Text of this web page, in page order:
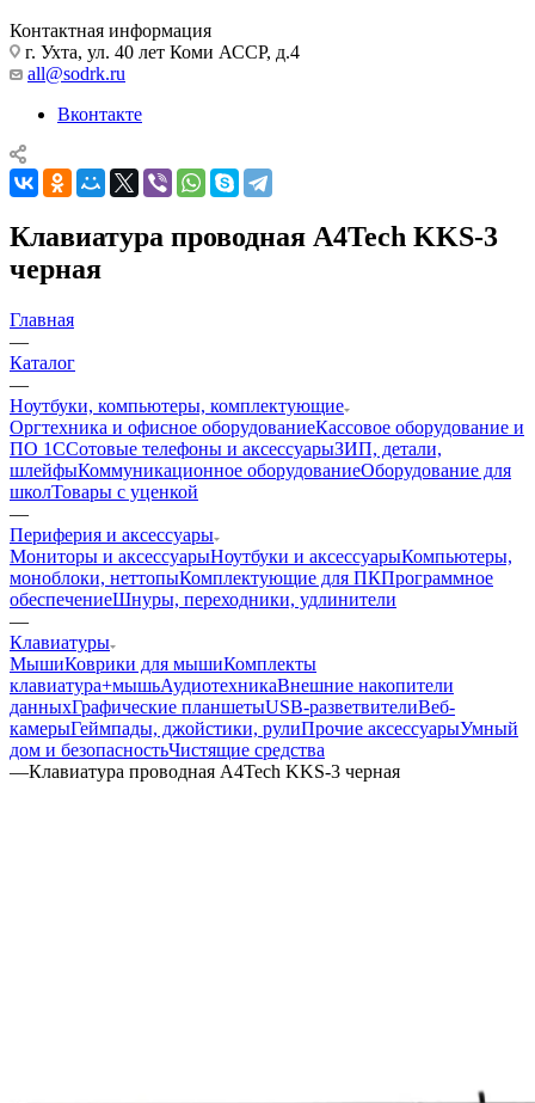
Контактная информация
г. Ухта, ул. 40 лет Коми АССР, д.4
all@sodrk.ru
Вконтакте
Клавиатура проводная A4Tech KKS-3
черная
Главная
—
Каталог
—
Ноутбуки, компьютеры, комплектующие
Оргтехника и офисное оборудованиеКассовое оборудование и
ПО 1ССотовые телефоны и аксессуарыЗИП, детали,
шлейфыКоммуникационное оборудованиеОборудование для
школТовары с уценкой
—
Периферия и аксессуары
Мониторы и аксессуарыНоутбуки и аксессуарыКомпьютеры,
моноблоки, неттопыКомплектующие для ПКПрограммное
обеспечениеШнуры, переходники, удлинители
—
Клавиатуры
МышиКоврики для мышиКомплекты
клавиатура+мышьАудиотехникаВнешние накопители
данныхГрафические планшетыUSB-разветвителиВеб-
камерыГеймпады, джойстики, рулиПрочие аксессуарыУмный
дом и безопасностьЧистящие средства
—Клавиатура проводная A4Tech KKS-3 черная